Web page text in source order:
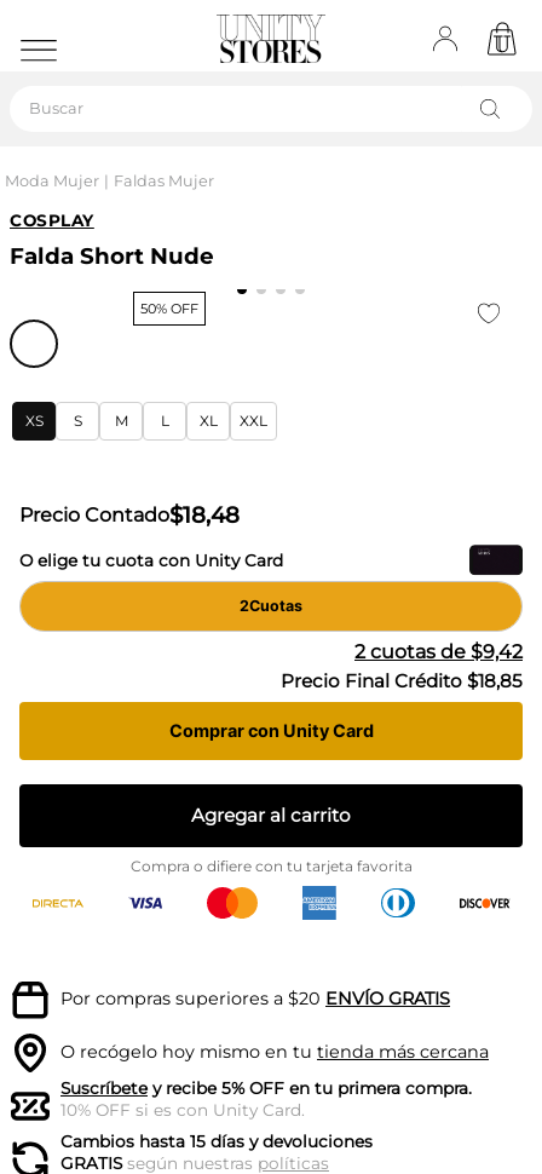
Moda Mujer Faldas Mujer
COSPLAY
Falda Short Nude
50% OFF
XS S M L XL XXL
Precio Contado$18,48
O elige tu cuota con Unity Card
2Cuotas
2cuotas de $9,42
Precio Final Crédito $18,85
Comprar con Unity Card
Agregar al carrito
Compra o difiere con tu tarjeta favorita
Por compras superiores a $20 ENVÍO GRATIS
O recógelo hoy mismo en tu tienda más cercana
Suscríbetey recibe 5% OFF en tu primera compra.
10% OFF si es con Unity Card.
Cambios hasta 15 días y devoluciones
GRATISsegún nuestras políticas